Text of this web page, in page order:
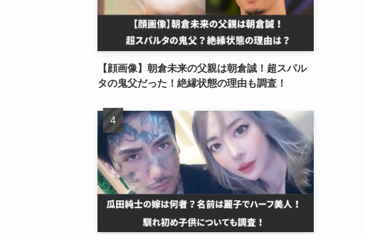
【顔画像】朝倉未来の父親は朝倉誠！超スパル
タの鬼父だった！絶縁状態の理由も調査！